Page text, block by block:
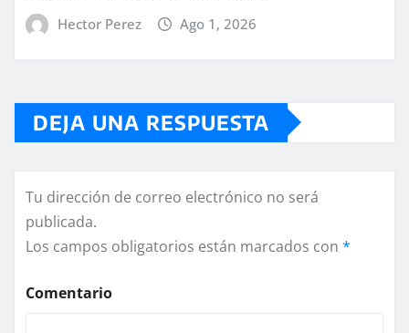
Hector Perez Ago 1, 2026
DEJA UNA RESPUESTA
Tu dirección de correo electrónico no será
publicada.
Los campos obligatorios están marcados con *
Comentario